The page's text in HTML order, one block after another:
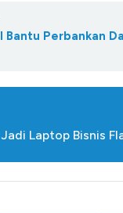
Perbankan
Laptop Bisnis